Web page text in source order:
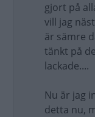
gjort på
vill jag
är sämre
tänkt på
lackade....
Nu är jag
detta nu,